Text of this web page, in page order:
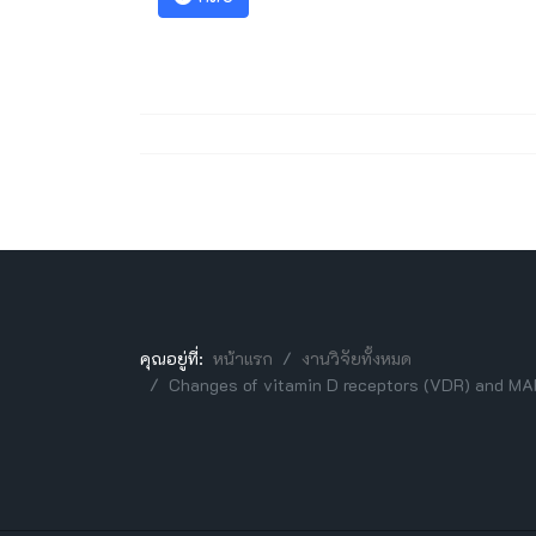
คุณอยู่ที่: หน้าแรก
งานวิจัยทั้งหมด
Changes of vitamin D receptors (VDR) and